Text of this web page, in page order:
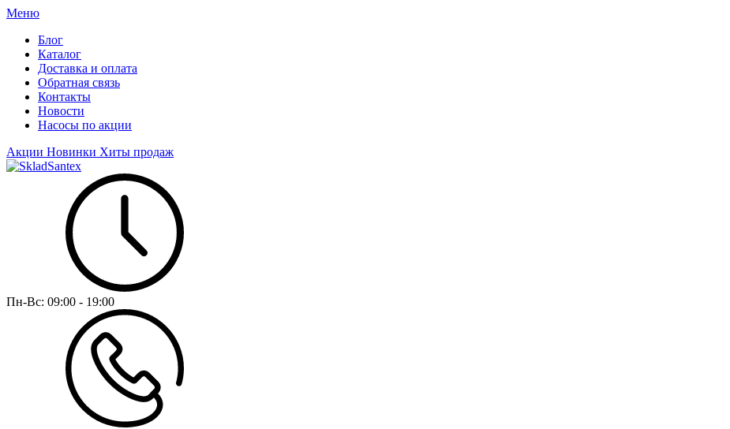
Меню
Блог
Каталог
Доставка и оплата
Обратная связь
Контакты
Новости
Насосы по акции
Акции Новинки Хиты продаж
Пн-Вс: 09:00 - 19:00